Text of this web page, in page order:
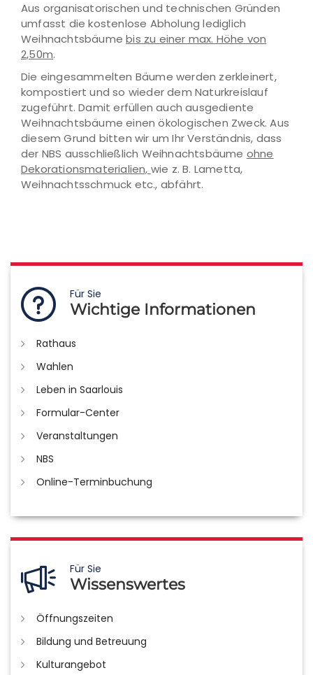
Aus organisatorischen und technischen Gründen
umfasst die kostenlose Abholung lediglich
Weihnachtsbäumebis zu einer max. Höhe von
2,50m.
Die eingesammelten Bäume werden zerkleinert,
kompostiert und so wieder dem Naturkreislauf
zugeführt. Damit erfüllen auch ausgediente
Weihnachtsbäume einen ökologischen Zweck. Aus
diesem Grund bitten wir um Ihr Verständnis, dass
der NBS ausschließlich Weihnachtsbäume ohne
Dekorationsmaterialien, wie z. B. Lametta,
Weihnachtsschmuck etc., abfährt.
Für Sie
Wichtige Informationen
Rathaus
Wahlen
Leben in Saarlouis
Formular-Center
Veranstaltungen
NBS
Online-Terminbuchung
Für Sie
Wissenswertes
Öffnungszeiten
Bildung und Betreuung
Kulturangebot